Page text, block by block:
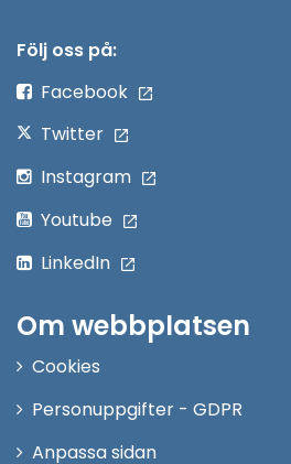
Följ oss på:
Facebook
Twitter
Instagram
Youtube
LinkedIn
Om webbplatsen
Cookies
Personuppgifter - GDPR
Anpassa sidan